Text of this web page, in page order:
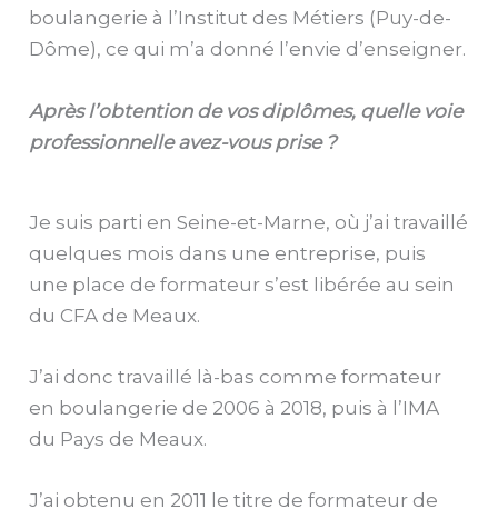
boulangerie à l’Institut des Métiers (Puy-de-
Dôme), ce qui m’a donné l’envie d’enseigner.
Après l’obtention de vos diplômes, quelle voie
professionnelle avez-vous prise ?
Je suis parti en Seine-et-Marne, où j’ai travaillé
quelques mois dans une entreprise, puis
une place de formateur s’est libérée au sein
du CFA de Meaux.
J’ai donc travaillé là-bas comme formateur
en boulangerie de 2006 à 2018, puis à l’IMA
du Pays de Meaux.
J’ai obtenu en 2011 le titre de formateur de